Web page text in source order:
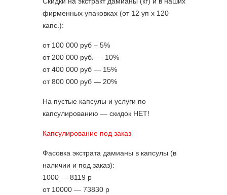
фирменных упаковках (от 12 уп х 120
капс.):
от 100 000 руб – 5%
от 200 000 руб. — 10%
от 400 000 руб — 15%
от 800 000 руб — 20%
На пустые капсулы и услуги по
капсулированию — скидок НЕТ!
Капсулирование под заказ
Фасовка экстрата дамианы в капсулы (в
наличии и под заказ):
1000 — 8119 р
от 10000 — 73830 р